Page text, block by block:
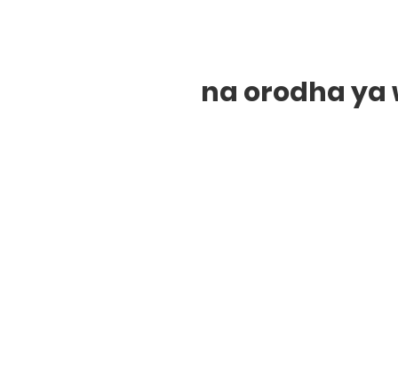
na orodha